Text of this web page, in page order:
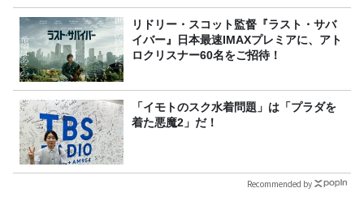
リドリー・スコット監督『ラスト・サバ
イバー』日本最速IMAXプレミアに、アト
ロクリスナー60名をご招待！
「イモトのスク水着問題」は「プラダを
着た悪魔2」だ！
Recommended by